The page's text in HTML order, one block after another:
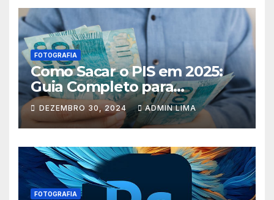
FOTOGRAFIA
Como Sacar o PIS em 2025:
Guia Completo para
Trabalhadores
DEZEMBRO 30, 2024 ADMIN LIMA
FOTOGRAFIA